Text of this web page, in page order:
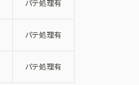
パテ処理有
パテ処理有
パテ処理有